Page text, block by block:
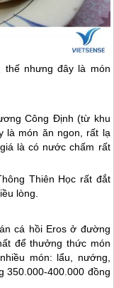
, thế nhưng đây là món
Công Định (từ khu
là món ăn ngon, rất lạ
là có nước chấm rất
Thiên Học rất đắt
lòng.
cá hồi Eros ở đường
để thưởng thức món
món: lẩu, nướng,
350.000-400.000 đồng